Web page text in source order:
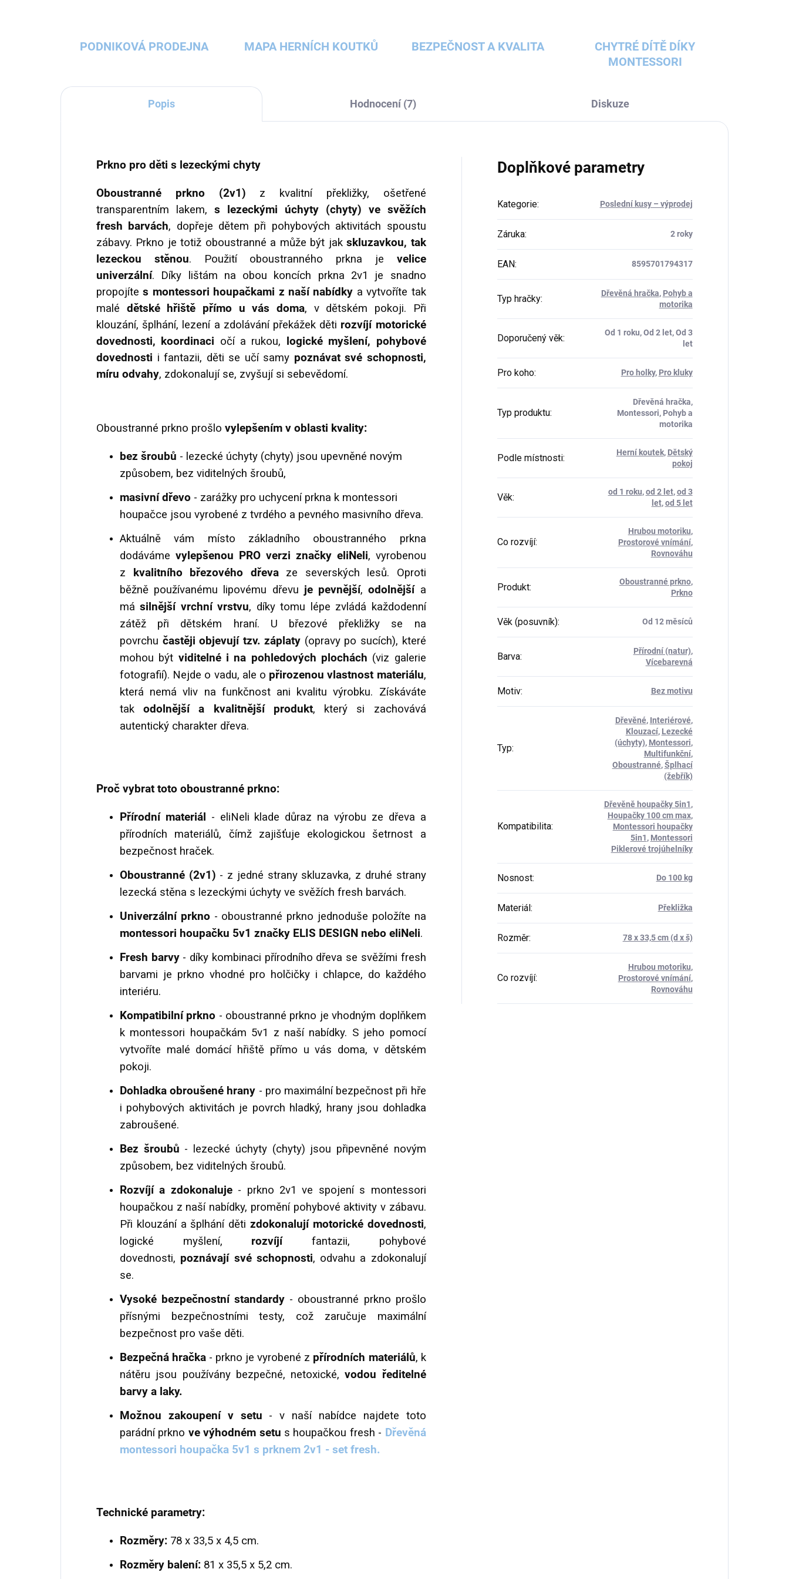
PODNIKOVÁ PRODEJNA MAPA HERNÍCH KOUTKŮ BEZPEČNOST A KVALITA
CHYTRÉ DÍTĚ DÍKY
MONTESSORI
Popis Hodnocení (7) Diskuze
Prkno pro děti s lezeckými chyty
Oboustranné prkno (2v1) z kvalitní překližky, ošetřené
transparentním lakem, s lezeckými úchyty (chyty) ve svěžích
fresh barvách, dopřeje dětem při pohybových aktivitách spoustu
zábavy. Prkno je totiž oboustranné a může být jakskluzavkou, tak
lezeckou stěnou. Použití oboustranného prkna je velice
univerzální. Díky lištám na obou koncích prkna 2v1 je snadno
propojítes montessori houpačkami z naší nabídky a vytvoříte tak
malé dětské hřiště přímo u vás doma, v dětském pokoji. Při
klouzání, šplhání, lezení a zdolávání překážek děti rozvíjí motorické
dovednosti, koordinaci očí a rukou,
logické myšlení, pohybové
dovednosti i fantazii, děti se učí samy poznávat své schopnosti,
míru odvahy, zdokonalují se, zvyšují si sebevědomí.
Oboustranné prkno prošlo vylepšením v oblasti kvality:
bez šroubů - lezecké úchyty (chyty) jsou upevněné novým
způsobem, bez viditelných šroubů,
masivní dřevo - zarážky pro uchycení prkna k montessori
houpačce jsou vyrobené z tvrdého a pevného masivního dřeva.
Aktuálně vám místo základního oboustranného prkna
dodáváme vylepšenou PRO verzi značky eliNeli, vyrobenou
z
kvalitního březového dřevaze severských lesů. Oproti
běžně používanému lipovému dřevu je pevnější,odolnějšía
másilnější vrchní vrstvu, díky tomu lépe zvládá každodenní
zátěž při dětském hraní. U březové překližky se na
povrchu častěji objevují tzv. záplaty (opravy po sucích), které
mohou být viditelné i na pohledových plochách (viz galerie
fotografií). Nejde o vadu, ale o přirozenou vlastnost materiálu,
která nemá vliv na funkčnost ani kvalitu výrobku. Získáváte
takodolnější a kvalitnější produkt, který si zachovává
autentický charakter dřeva.
Proč vybrat toto oboustranné prkno:
Přírodní materiál
- eliNeli klade důraz na výrobu ze dřeva a
přírodních materiálů, čímž zajišťuje ekologickou šetrnost a
bezpečnost hraček.
Oboustranné (2v1) - z jedné strany skluzavka, z druhé strany
lezecká stěna s lezeckými úchyty ve svěžích fresh barvách.
Univerzální prkno - oboustranné prkno jednoduše položíte na
montessori houpačku 5v1 značky ELIS DESIGN nebo eliNeli.
Fresh barvy - díky kombinaci přírodního dřeva se svěžími fresh
barvami je prkno vhodné pro holčičky i chlapce, do každého
interiéru.
Kompatibilní prkno - oboustranné prkno je vhodným doplňkem
k montessori houpačkám 5v1 z naší nabídky. S jeho pomocí
vytvoříte malé domácí hřiště přímo u vás doma, v dětském
pokoji.
Dohladka obroušené hrany - pro maximální bezpečnost při hře
i pohybových aktivitách je povrch hladký, hrany jsou dohladka
zabroušené.
Bez šroubů - lezecké úchyty (chyty) jsou připevněné novým
způsobem, bez viditelných šroubů.
Rozvíjí a zdokonaluje- prkno 2v1 ve spojení s montessori
houpačkou z naší nabídky, promění pohybové aktivity v zábavu.
Při klouzání a šplhání dětizdokonalují motorické dovednosti,
logické myšlení, rozvíjífantazii, pohybové
dovednosti, poznávají své schopnosti, odvahu a zdokonalují
se.
Vysoké bezpečnostní standardy - oboustranné prkno prošlo
přísnými bezpečnostními testy, což zaručuje maximální
bezpečnost pro vaše děti.
Bezpečná hračka - prkno je vyrobené z přírodních materiálů, k
nátěru jsou používány bezpečné, netoxické, vodou ředitelné
barvy a laky.
Možnou zakoupení v setu - v naší nabídce najdete toto
parádní prkno ve výhodném setu s houpačkou fresh - Dřevěná
montessori houpačka 5v1 s prknem 2v1 - set fresh.
Technické parametry:
Rozměry: 78 x 33,5 x 4,5 cm.
Rozměry balení: 81 x 35,5 x 5,2 cm.
Doplňkové parametry
Kategorie: Poslední kusy – výprodej
Záruka: 2 roky
EAN: 8595701794317
Typ hračky: Dřevěná hračka, Pohyb a
motorika
Doporučený věk:
Od 1 roku, Od 2 let, Od 3
let
Pro koho: Pro holky, Pro kluky
Typ produktu:
Dřevěná hračka,
Montessori, Pohyb a
motorika
Podle místnosti: Herní koutek, Dětský
pokoj
Věk: od 1 roku,od 2 let,od 3
let,od 5 let
Co rozvíjí:
Hrubou motoriku,
Prostorové vnímání,
Rovnováhu
Produkt: Oboustranné prkno,
Prkno
Věk (posuvník): Od 12 měsíců
Barva: Přírodní (natur),
Vícebarevná
Motiv: Bez motivu
Typ:
Dřevěné, Interiérové,
Klouzací, Lezecké
(úchyty), Montessori,
Multifunkční,
Oboustranné,Šplhací
(žebřík)
Kompatibilita:
Dřevěně houpačky 5in1,
Houpačky 100 cm max,
Montessori houpačky
5in1, Montessori
Piklerové trojúhelníky
Nosnost: Do 100 kg
Materiál : Překližka
Rozměr: 78 x 33,5 cm (d x š)
Co rozvíjí:
Hrubou motoriku,
Prostorové vnímání,
Rovnováhu